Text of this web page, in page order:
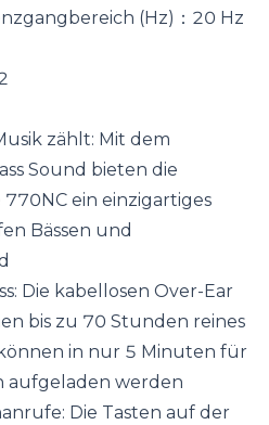
(Hz)：20 Hz
zählt: Mit dem
Sound bieten die
ein einzigartiges
Bässen und
Die kabellosen Over-Ear
bis zu 70 Stunden reines
in nur 5 Minuten für
aufgeladen werden
Die Tasten auf der